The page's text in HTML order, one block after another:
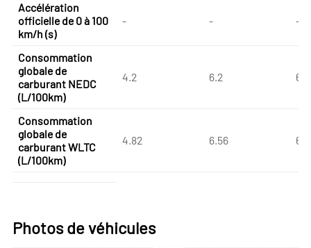
Accélération
officielle de 0 à 100
km/h (s)
- - -
Consommation
globale de
carburant NEDC
(L/100km)
4.2 6.2 6.2
Consommation
globale de
carburant WLTC
(L/100km)
4.82 6.56
Photos de véhicules